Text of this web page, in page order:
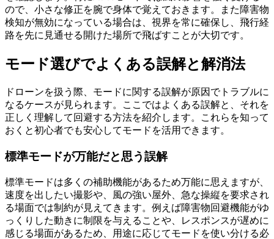
ので、小さな修正を腕で身体で覚えておきます。また障害物
検知が無効になっている場合は、視界を常に確保し、飛行経
路を先に見通せる開けた場所で飛ばすことが大切です。
モード選びでよくある誤解と解消法
ドローンを扱う際、モードに関する誤解が原因でトラブルに
なるケースが見られます。ここではよくある誤解と、それを
正しく理解して回避する方法を紹介します。これらを知って
おくと初心者でも安心してモードを活用できます。
標準モードが万能だと思う誤解
標準モードは多くの補助機能があるため万能に思えますが、
速度を出したい撮影や、風の強い屋外、急な操縦を要求され
る場面では制約が見えてきます。例えば障害物回避機能がゆ
っくりした動きに制限を与えることや、レスポンスが遅めに
感じる場面があるため、用途に応じてモードを使い分ける必